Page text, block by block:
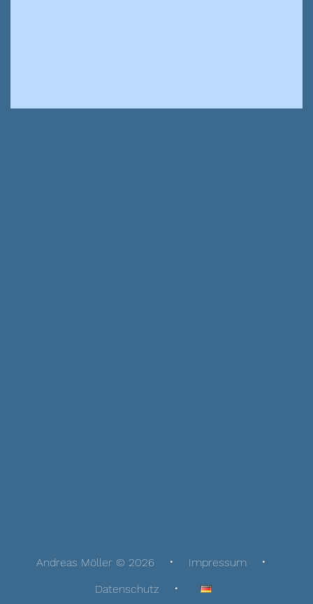
Andreas Möller © 2026
Impressum
Datenschutz